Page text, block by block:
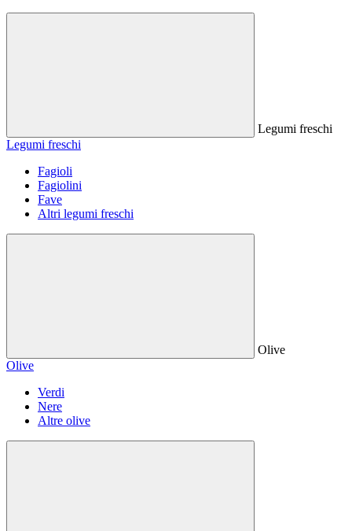
Legumi freschi
Legumi freschi
Fagioli
Fagiolini
Fave
Altri legumi freschi
Olive
Olive
Verdi
Nere
Altre olive